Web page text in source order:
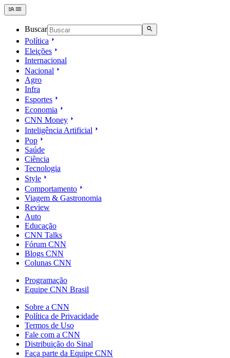
Buscar
Política
Eleições
Internacional
Nacional
Agro
Infra
Esportes
Economia
CNN Money
Inteligência Artificial
Pop
Saúde
Ciência
Tecnologia
Style
Comportamento
Viagem & Gastronomia
Review
Auto
Educação
CNN Talks
Fórum CNN
Blogs CNN
Colunas CNN
Programação
Equipe CNN Brasil
Sobre a CNN
Política de Privacidade
Termos de Uso
Fale com a CNN
Distribuição do Sinal
Faça parte da Equipe CNN